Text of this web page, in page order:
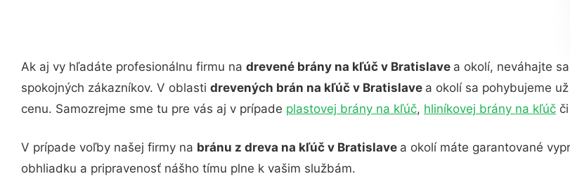
Ak aj vy hľadáte profesionálnu firmu na drevené brány na kľúč v Bratislave a okolí, neváhajte
spokojných zákazníkov. V oblasti drevených brán na kľúč v Bratislave a okolí sa pohybujeme
cenu. Samozrejme sme tu pre vás aj v prípade plastovej brány na kľúč, hliníkovej brány na kľúč
V prípade voľby našej firmy na bránu z dreva na kľúč v Bratislave a okolí máte garantované
obhliadku a pripravenosť nášho tímu plne k vašim službám.